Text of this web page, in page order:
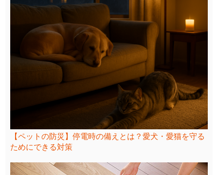
【ペットの防災】停電時の備えとは？愛犬・愛猫を守る
ためにできる対策